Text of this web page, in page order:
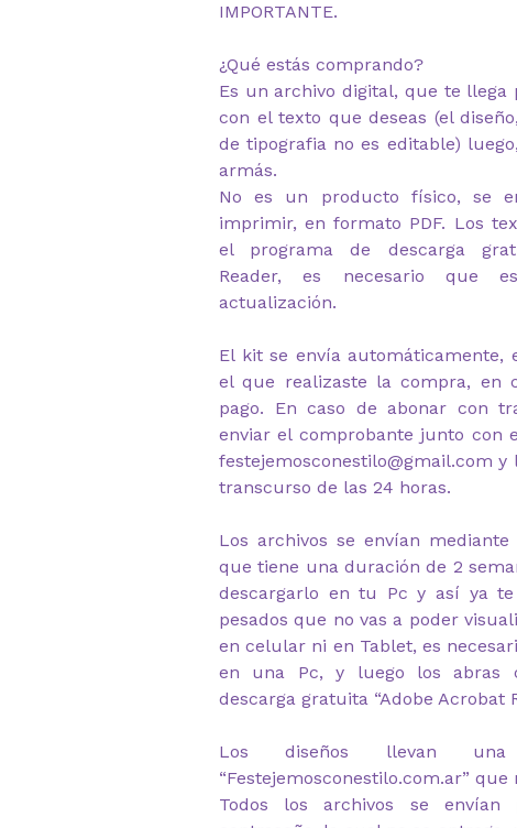
IMPORTANTE.
¿Qué estás comprando?
Es un archivo digital, que te llega
con el texto que deseas (el
de tipografia no es editable)
armás.
No es un producto físico, se
imprimir, en formato PDF. Los
el programa de descarga
Reader, es necesario que
actualización.
El kit se envía automáticamente,
el que realizaste la compra, en
pago. En caso de abonar con
enviar el comprobante junto con
festejemosconestilo@gmail.com y
transcurso de las 24 horas.
Los archivos se envían
que tiene una duración de 2
descargarlo en tu Pc y así ya te
pesados que no vas a poder
en celular ni en Tablet, es
en una Pc, y luego los abras
descarga gratuita “Adobe Acrobat
Los diseños llevan
“Festejemosconestilo.com.ar”
Todos los archivos se envían